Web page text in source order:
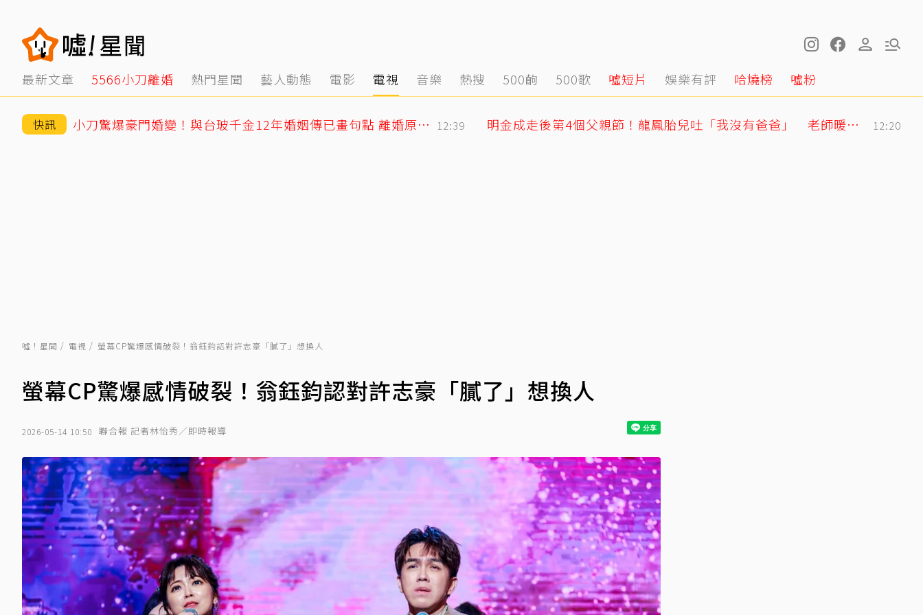
最新文章 5566小刀離婚 熱門星聞 藝人動態 電影 電視 音樂 熱搜 500齣 500歌 噓短片 娛樂有評 哈燒榜 噓粉
快訊 小刀驚爆豪門婚變！與台玻千金12年婚姻傳已畫句點 離婚原因曝光 12:39 明金成走後第4個父親節！龍鳳胎兒吐「我沒有爸爸」 老師暖回一句話全網鼻酸 12:20
噓！星聞 電視 螢幕CP驚爆感情破裂！翁鈺鈞認對許志豪「膩了」想換人
螢幕CP驚爆感情破裂！翁鈺鈞認對許志豪「膩了」想換人
2026-05-14 10:50 聯合報 記者林怡秀／即時報導